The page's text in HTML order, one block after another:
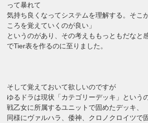
って暴れて
気持ち良くなってシステムを理解する。そこ
ころを覚えていくのが良い」
というのがあり、その考えももっともだなと
でTier表を作るのに至りました。
そして覚えておいて欲しいのですが
ゆるドラは現状「カテゴリーデッキ」という
戦乙女に所属するユニットで固めたデッキ、
同様にヴァルハラ、倭神、クロノクロイツで